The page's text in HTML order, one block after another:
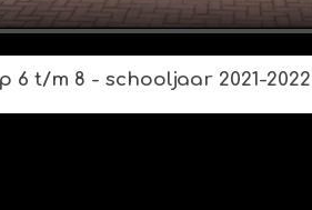
6 t/m 8 - schooljaar 2021-2022